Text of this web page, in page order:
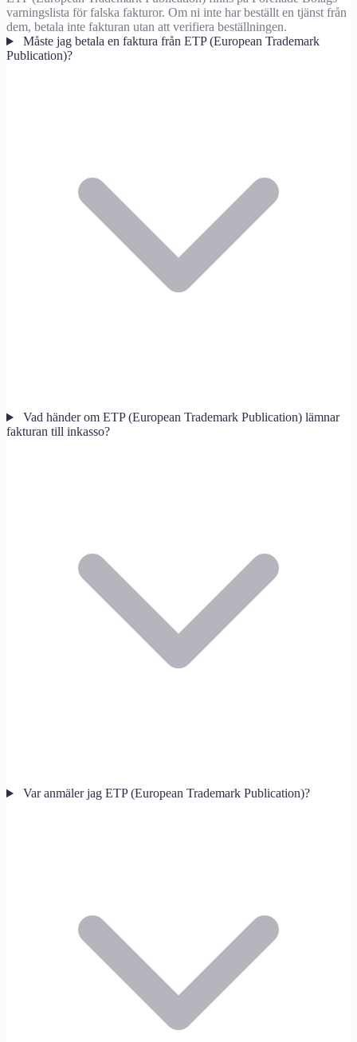
varningslista för falska fakturor. Om ni inte har beställt en tjänst från
dem, betala inte fakturan utan att verifiera beställningen.
Måste jag betala en faktura från ETP (European Trademark
Publication)?
Vad händer om ETP (European Trademark Publication) lämnar
fakturan till inkasso?
Var anmäler jag ETP (European Trademark Publication)?